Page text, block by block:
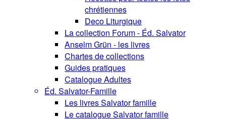
chrétiennes
Deco Liturgique
La collection Forum - Éd. Salvator
Anselm Grün - les livres
Chartes de collections
Guides pratiques
Catalogue Adultes
Éd. Salvator-Famille
Les livres Salvator famille
Le catalogue Salvator famille